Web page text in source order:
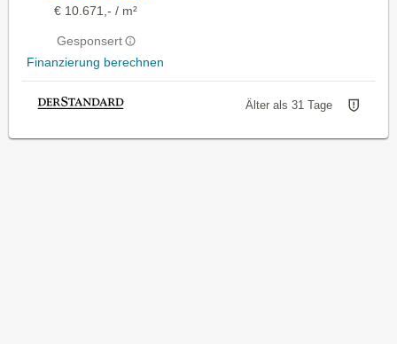
€ 10.671,- / m²
Gesponsert
Finanzierung berechnen
Älter als 31 Tage